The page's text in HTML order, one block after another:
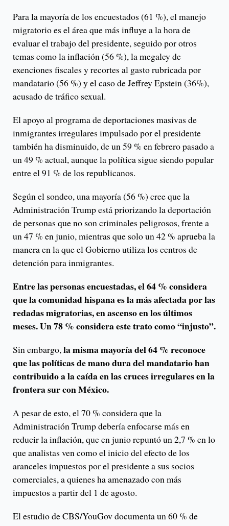
Para la mayoría de los encuestados (61 %), el manejo
migratorio es el área que más influye a la hora de
evaluar el trabajo del presidente, seguido por otros
temas como la inflación (56 %), la megaley de
exenciones fiscales y recortes al gasto rubricada por
mandatario (56 %) y el caso de Jeffrey Epstein (36%),
acusado de tráfico sexual.
El apoyo al programa de deportaciones masivas de
inmigrantes irregulares impulsado por el presidente
también ha disminuido, de un 59 % en febrero pasado a
un 49 % actual, aunque la política sigue siendo popular
entre el 91 % de los republicanos.
Según el sondeo, una mayoría (56 %) cree que la
Administración Trump está priorizando la deportación
de personas que no son criminales peligrosos, frente a
un 47 % en junio, mientras que solo un 42 % aprueba la
manera en la que el Gobierno utiliza los centros de
detención para inmigrantes.
Entre las personas encuestadas, el 64 % considera
que la comunidad hispana es la más afectada por las
redadas migratorias, en ascenso en los últimos
meses. Un 78 % considera este trato como “injusto”.
Sin embargo,la misma mayoría del 64 % reconoce
que las políticas de mano dura del mandatario han
contribuido a la caída en las cruces irregulares en la
frontera sur con México.
A pesar de esto, el 70 % considera que la
Administración Trump debería enfocarse más en
reducir la inflación, que en junio repuntó un 2,7 % en lo
que analistas ven como el inicio del efecto de los
aranceles impuestos por el presidente a sus socios
comerciales, a quienes ha amenazado con más
impuestos a partir del 1 de agosto.
El estudio de CBS/YouGov documenta un 60 % de